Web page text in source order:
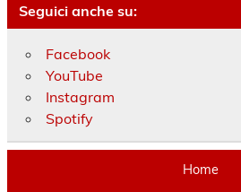
Seguici anche su:
Facebook
YouTube
Instagram
Spotify
Home